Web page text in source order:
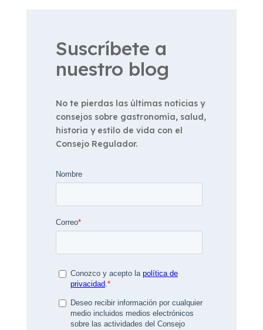
Suscríbete a
nuestro blog
No te pierdas las últimas noticias y
consejos sobre gastronomía, salud,
historia y estilo de vida con el
Consejo Regulador.